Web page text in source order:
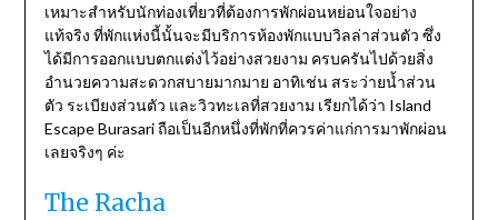
เหมาะสำหรับนักท่องเที่ยวที่ต้องการพักผ่อนหย่อนใจอย่าง
แท้จริง ที่พักแห่งนี้นั้นจะมีบริการห้องพักแบบวิลล่าส่วนตัว ซึ่ง
ได้มีการออกแบบตกแต่งไว้อย่างสวยงาม ครบครันไปด้วยสิ่ง
อำนวยความสะดวกสบายมากมาย อาทิเช่น สระว่ายน้ำส่วน
ตัว ระเบียงส่วนตัว และวิวทะเลที่สวยงาม เรียกได้ว่า Island
Escape Burasari ถือเป็นอีกหนึ่งที่พักที่ควรค่าแก่การมาพักผ่อน
เลยจริงๆ ค่ะ
The Racha